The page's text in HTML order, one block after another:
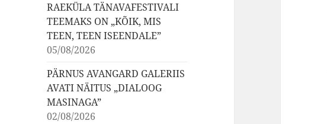
RAEKÜLA TÄNAVAFESTIVALI
TEEMAKS ON „KÕIK, MIS
TEEN, TEEN ISEENDALE”
05/08/2026
PÄRNUS AVANGARD GALERIIS
AVATI NÄITUS „DIALOOG
MASINAGA”
02/08/2026